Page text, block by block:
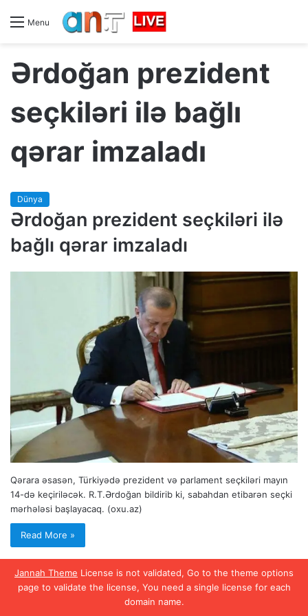
Jannah Theme License is not validated, Go to the theme options
page to validate the license, You need a single license for each
domain name.
Menu
Ərdoğan prezident
seçkiləri ilə bağlı
qərar imzaladı
Dünya
Ərdoğan prezident seçkiləri ilə
bağlı qərar imzaladı
Qərara əsasən, Türkiyədə prezident və parlament seçkiləri mayın
14-də keçiriləcək. R.T.Ərdoğan bildirib ki, sabahdan etibarən seçki
mərhələsi başlayacaq. (oxu.az)
Read More »